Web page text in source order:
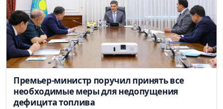
Премьер-министр поручил принять все
необходимые меры для недопущения
дефицита топлива